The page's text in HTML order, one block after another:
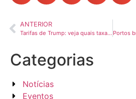
ANTERIOR
Tarifas de Trump: veja quais taxas estão valendo e quais estão programadas
Categorias
Notícias
Eventos